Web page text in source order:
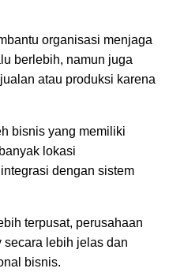
organisasi menjaga
berlebih, namun juga
atau produksi karena
bisnis yang memiliki
lokasi
dengan sistem
terpusat, perusahaan
lebih jelas dan
bisnis.